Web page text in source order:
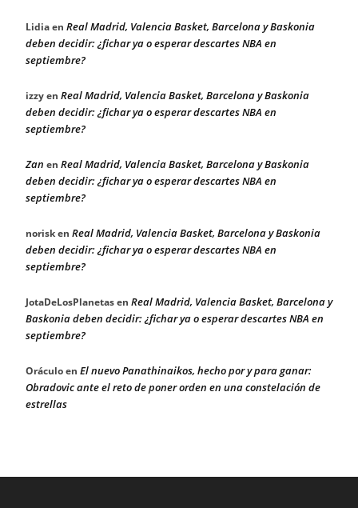
Lidiaen Real Madrid, Valencia Basket, Barcelona y Baskonia
deben decidir: ¿fichar ya o esperar descartes NBA en
septiembre?
izzyen Real Madrid, Valencia Basket, Barcelona y Baskonia
deben decidir: ¿fichar ya o esperar descartes NBA en
septiembre?
Zan en Real Madrid, Valencia Basket, Barcelona y Baskonia
deben decidir: ¿fichar ya o esperar descartes NBA en
septiembre?
norisken Real Madrid, Valencia Basket, Barcelona y Baskonia
deben decidir: ¿fichar ya o esperar descartes NBA en
septiembre?
JotaDeLosPlanetasen Real Madrid, Valencia Basket, Barcelona y
Baskonia deben decidir: ¿fichar ya o esperar descartes NBA en
septiembre?
Oráculoen El nuevo Panathinaikos, hecho por y para ganar:
Obradovic ante el reto de poner orden en una constelación de
estrellas